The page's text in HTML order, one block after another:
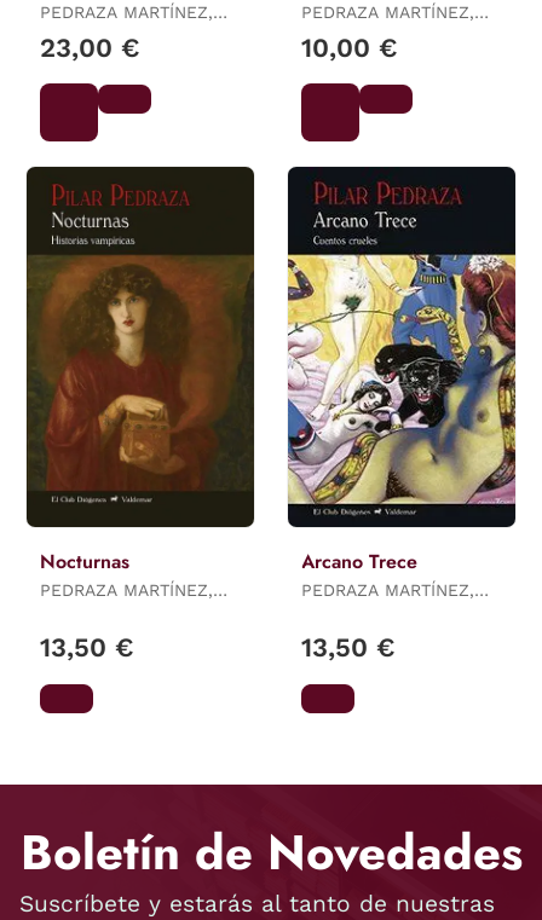
PEDRAZA MARTÍNEZ,
PILAR
23,00 €
PEDRAZA MARTÍNEZ,
PILAR
10,00 €
Nocturnas
PEDRAZA MARTÍNEZ,
13,50 €
Arcano Trece
PEDRAZA MARTÍNEZ,
13,50 €
Boletín de Novedades
Suscríbete y estarás al tanto de nuestras